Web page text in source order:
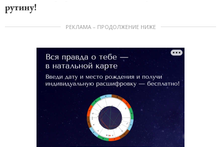
рутину!
РЕКЛАМА – ПРОДОЛЖЕНИЕ НИЖЕ